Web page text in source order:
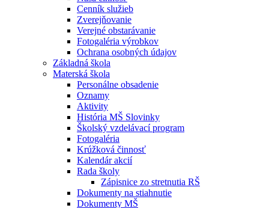
Cenník služieb
Zverejňovanie
Verejné obstarávanie
Fotogaléria výrobkov
Ochrana osobných údajov
Základná škola
Materská škola
Personálne obsadenie
Oznamy
Aktivity
História MŠ Slovinky
Školský vzdelávací program
Fotogaléria
Krúžková činnosť
Kalendár akcií
Rada školy
Zápisnice zo stretnutia RŠ
Dokumenty na stiahnutie
Dokumenty MŠ